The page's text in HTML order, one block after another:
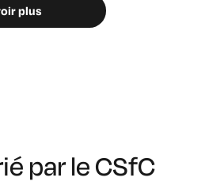
plus
par le CSfC